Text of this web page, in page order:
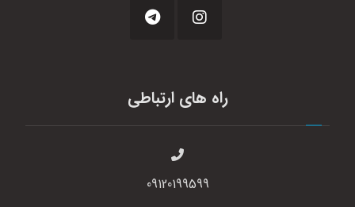
راه های ارتباطی
09120199599